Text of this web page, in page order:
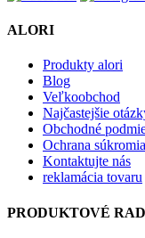
ALORI
Produkty alori
Blog
Veľkoobchod
Najčastejšie
Obchodné
Ochrana súkromia
Kontaktujte nás
reklamácia tovaru
PRODUKTOVÉ